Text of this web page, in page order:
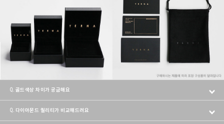
Q. 골드색상 차이가 궁금해요
Q. 다이아몬드 퀄리티가 비교해드려요